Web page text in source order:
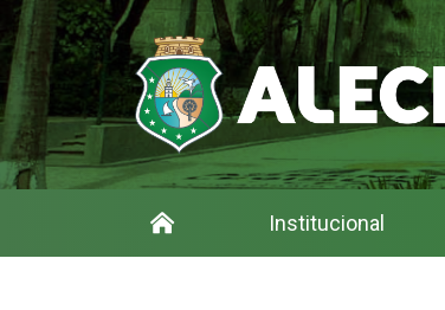
Institucional